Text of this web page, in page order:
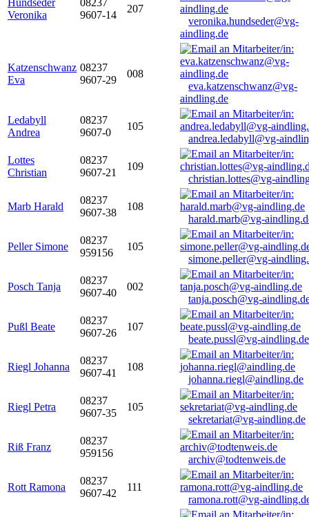
Hundseder
Veronika
08237
9607-14
207
veronika.hundseder@vg-
aindling.de
Katzenschwanz
Eva
08237
9607-29
008
eva.katzenschwanz@vg-
aindling.de
Ledabyll
Andrea
08237
9607-0
105
andrea.ledabyll@vg-
Lottes
Christian
08237
9607-21
109
christian.lottes@vg-
Marb Harald
08237
9607-38
108
harald.marb@vg-
Peller Simone
08237
959156
105
simone.peller@vg-
Posch Tanja
08237
9607-40
002
tanja.posch@vg-
Pußl Beate
08237
9607-26
107
beate.pussl@vg-aindling.de
Riegl Johanna
08237
9607-41
108
johanna.riegl@aindling.de
Riegl Petra
08237
9607-35
105
sekretariat@vg-aindling.de
Riß Franz
08237
959156
archiv@todtenweis.de
Rott Ramona
08237
9607-42
111
ramona.rott@vg-